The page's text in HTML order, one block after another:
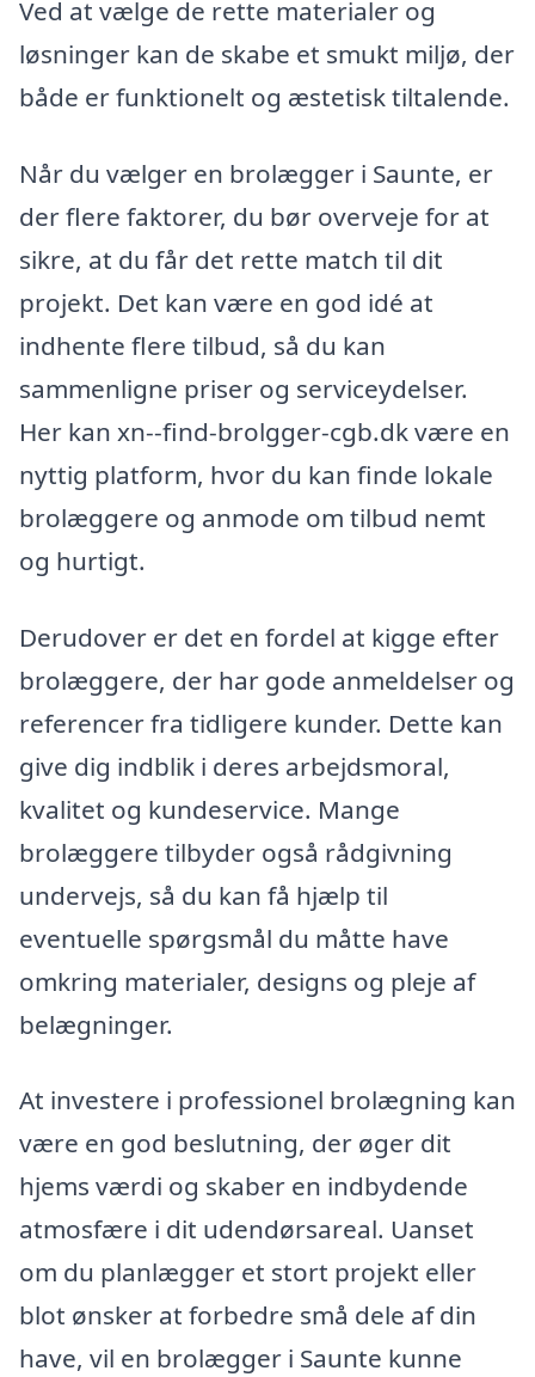
Ved at vælge de rette materialer og
løsninger kan de skabe et smukt miljø, der
både er funktionelt og æstetisk tiltalende.
Når du vælger en brolægger i Saunte, er
der flere faktorer, du bør overveje for at
sikre, at du får det rette match til dit
projekt. Det kan være en god idé at
indhente flere tilbud, så du kan
sammenligne priser og serviceydelser.
Her kan xn--find-brolgger-cgb.dk være en
nyttig platform, hvor du kan finde lokale
brolæggere og anmode om tilbud nemt
og hurtigt.
Derudover er det en fordel at kigge efter
brolæggere, der har gode anmeldelser og
referencer fra tidligere kunder. Dette kan
give dig indblik i deres arbejdsmoral,
kvalitet og kundeservice. Mange
brolæggere tilbyder også rådgivning
undervejs, så du kan få hjælp til
eventuelle spørgsmål du måtte have
omkring materialer, designs og pleje af
belægninger.
At investere i professionel brolægning kan
være en god beslutning, der øger dit
hjems værdi og skaber en indbydende
atmosfære i dit udendørsareal. Uanset
om du planlægger et stort projekt eller
blot ønsker at forbedre små dele af din
have, vil en brolægger i Saunte kunne